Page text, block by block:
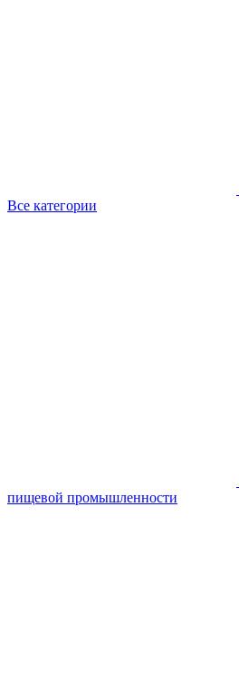
Все категории
пищевой промышленности